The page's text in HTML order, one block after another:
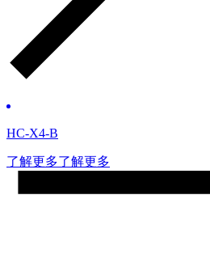
HC-X4-B
了解更多了解更多